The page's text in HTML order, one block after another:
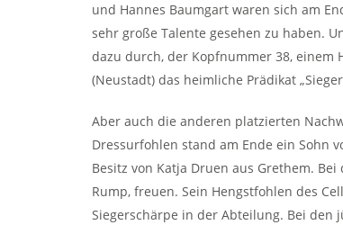
und Hannes Baumgart waren sich am
sehr große Talente gesehen zu haben.
dazu durch, der Kopfnummer 38, einem
(Neustadt) das heimliche Prädikat
Aber auch die anderen platzierten
Dressurfohlen stand am Ende ein Sohn
Besitz von Katja Druen aus Grethem.
Rump, freuen. Sein Hengstfohlen des
Siegerschärpe in der Abteilung. Bei den